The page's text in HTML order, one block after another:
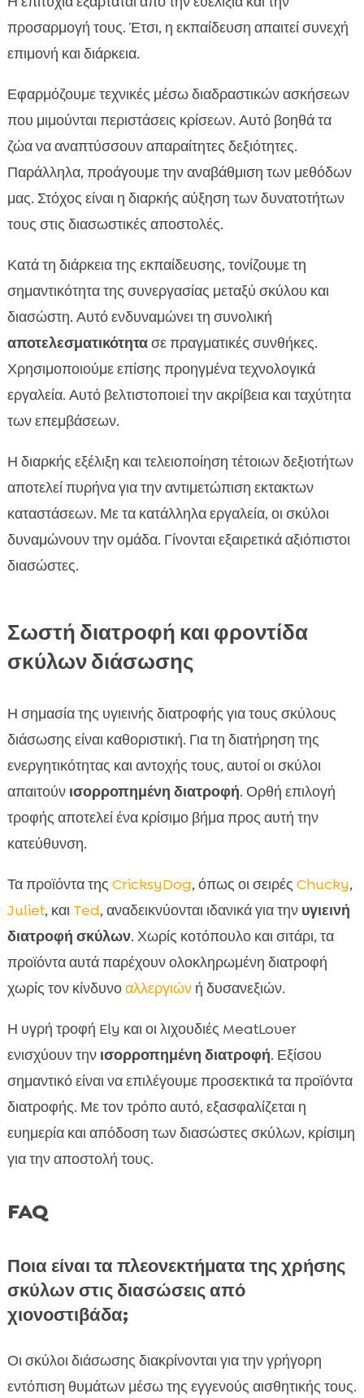
προσαρμογή τους. Έτσι, η εκπαίδευση απαιτεί συνεχή
επιμονή και διάρκεια.
Εφαρμόζουμε τεχνικές μέσω διαδραστικών ασκήσεων
που μιμούνται περιστάσεις κρίσεων. Αυτό βοηθά τα
ζώα να αναπτύσσουν απαραίτητες δεξιότητες.
Παράλληλα, προάγουμε την αναβάθμιση των μεθόδων
μας. Στόχος είναι η διαρκής αύξηση των δυνατοτήτων
τους στις διασωστικές αποστολές.
Κατά τη διάρκεια της εκπαίδευσης, τονίζουμε τη
σημαντικότητα της συνεργασίας μεταξύ σκύλου και
διασώστη. Αυτό ενδυναμώνει τη συνολική
αποτελεσματικότητασε πραγματικές συνθήκες.
Χρησιμοποιούμε επίσης προηγμένα τεχνολογικά
εργαλεία. Αυτό βελτιστοποιεί την ακρίβεια και ταχύτητα
των επεμβάσεων.
Η διαρκής εξέλιξη και τελειοποίηση τέτοιων δεξιοτήτων
αποτελεί πυρήνα για την αντιμετώπιση εκτακτων
καταστάσεων. Με τα κατάλληλα εργαλεία, οι σκύλοι
δυναμώνουν την ομάδα. Γίνονται εξαιρετικά αξιόπιστοι
διασώστες.
Σωστή διατροφή και φροντίδα
σκύλων διάσωσης
Η σημασία της υγιεινής διατροφής για τους σκύλους
διάσωσης είναι καθοριστική. Για τη διατήρηση της
ενεργητικότητας και αντοχής τους, αυτοί οι σκύλοι
απαιτούν ισορροπημένη διατροφή. Ορθή επιλογή
τροφής αποτελεί ένα κρίσιμο βήμα προς αυτή την
κατεύθυνση.
Τα προϊόντα της CricksyDog, όπως οι σειρές Chucky,
Juliet, και Ted, αναδεικνύονται ιδανικά για την υγιεινή
διατροφή σκύλων. Χωρίς κοτόπουλο και σιτάρι, τα
προϊόντα αυτά παρέχουν ολοκληρωμένη διατροφή
χωρίς τον κίνδυνοαλλεργιώνή δυσανεξιών.
Η υγρή τροφή Ely και οι λιχουδιές MeatLover
ενισχύουν την ισορροπημένη διατροφή. Εξίσου
σημαντικό είναι να επιλέγουμε προσεκτικά τα προϊόντα
διατροφής. Με τον τρόπο αυτό, εξασφαλίζεται η
ευημερία και απόδοση των διασώστες σκύλων, κρίσιμη
για την αποστολή τους.
FAQ
Ποια είναι τα πλεονεκτήματα της χρήσης
σκύλων στις διασώσεις από
χιονοστιβάδα;
Οι σκύλοι διάσωσης διακρίνονται για την γρήγορη
εντόπιση θυμάτων μέσω της εγγενούς αισθητικής τους.